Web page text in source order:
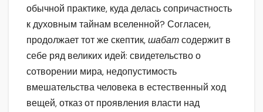
обычной практике, куда делась сопричастность
к духовным тайнам вселенной? Согласен,
продолжает тот же скептик,шабатсодержит в
себе ряд великих идей: свидетельство о
сотворении мира, недопустимость
вмешательства человека в естественный ход
вещей, отказ от проявления власти над